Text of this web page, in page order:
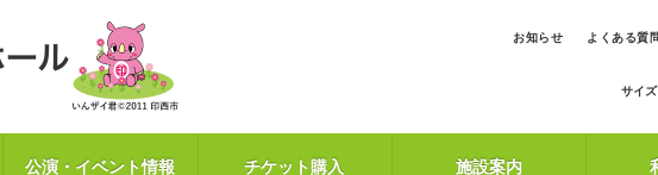
お知らせ よくある質
サイズ
公演・イベント情報 チケット購入 施設案内